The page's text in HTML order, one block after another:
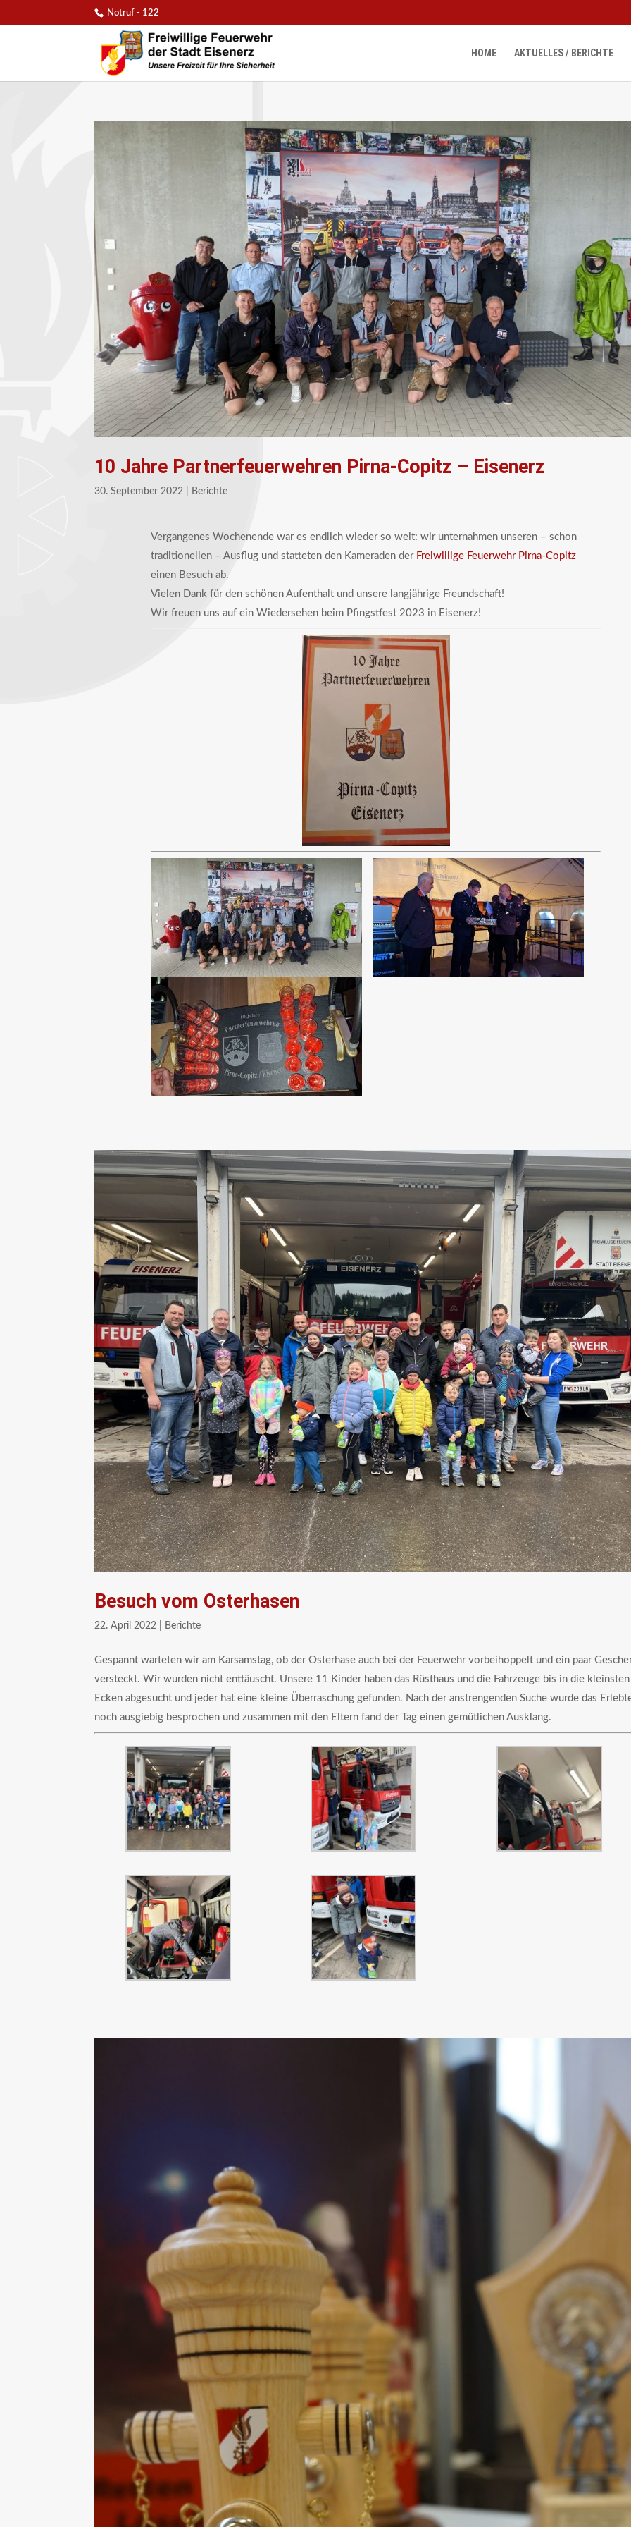
Notruf - 122
HOME AKTUELLES / BERICHTE
10 Jahre Partnerfeuerwehren Pirna-Copitz – Eisenerz
30. September 2022 Berichte
Vergangenes Wochenende war es endlich wieder so weit: wir unternahmen unseren – schon
traditionellen – Ausflug und statteten den Kameraden der Freiwillige Feuerwehr Pirna-Copitz
einen Besuch ab.
Vielen Dank für den schönen Aufenthalt und unsere langjährige Freundschaft!
Wir freuen uns auf ein Wiedersehen beim Pfingstfest 2023 in Eisenerz!
Besuch vom Osterhasen
22. April 2022 Berichte
Gespannt warteten wir am Karsamstag, ob der Osterhase auch bei der Feuerwehr vorbeihoppelt und ein paar
versteckt. Wir wurden nicht enttäuscht. Unsere 11 Kinder haben das Rüsthaus und die Fahrzeuge bis in die kleinsten
Ecken abgesucht und jeder hat eine kleine Überraschung gefunden. Nach der anstrengenden Suche wurde das
noch ausgiebig besprochen und zusammen mit den Eltern fand der Tag einen gemütlichen Ausklang.